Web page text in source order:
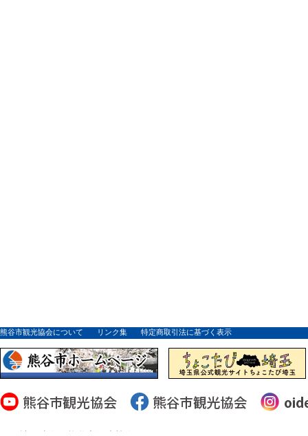
熊谷市観光協会について リンク集 特定商取引法に基づく表示